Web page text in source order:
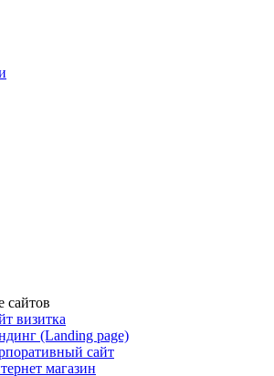
сайтов
визитка
(Landing page)
сайт
магазин